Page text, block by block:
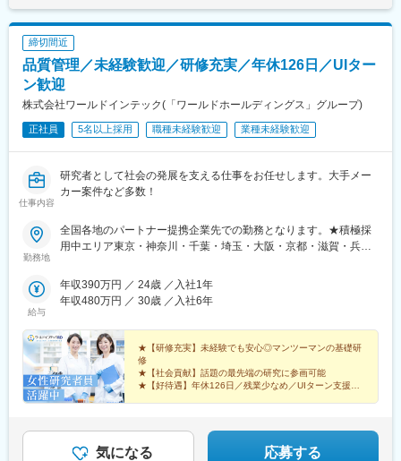
締切間近
品質管理／未経験歓迎／研修充実／年休126日／UIター
ン歓迎
株式会社ワールドインテック(「ワールドホールディングス」グループ)
正社員 5名以上採用 職種未経験歓迎 業種未経験歓迎
仕事内容
研究者として社会の発展を支える仕事をお任せします。大手メー
カー案件など多数！
勤務地
全国各地のパートナー提携企業先での勤務となります。★積極採
用中エリア東京・神奈川・千葉・埼玉・大阪・京都・滋賀・兵
プロジェクトを用意。※勤務地は希望を最大限考慮して決定しま
す。※U・Iターン歓迎！住宅補助あり（月6万7000円まで会社補
好きな場所で研究をしたい方も、ご希望をお聞かせください！詳
細は選考時にご案内いたします。【配属先企業の一例】中外製薬
株式会社中外製薬工業株式会社株式会社明治堺化学工業株式会社
日本化薬株式会社日東電工株式会社 豊橋事業所ニプロファーマ株
式会社 大舘工場株式会社カネカ株式会社DNPファインケミカル宇
都宮株式会社中外医科学研究所東邦チタニウム株式会社高田製薬
化学EMS株式会社株式会社エネコート 他
給与
年収390万円 ／ 24歳 ／入社1年
年収480万円 ／ 30歳 ／入社6年
★【研修充実】未経験でも安心◎マンツーマンの基礎研
修
★【社会貢献】話題の最先端の研究に参画可能
★【好待遇】年休126日／残業少なめ／UIターン支援充
気になる 応募する